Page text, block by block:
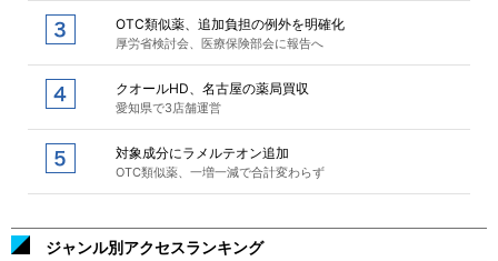
OTC類似薬、追加負担の例外を明確化
厚労省検討会、医療保険部会に報告へ
クオールHD、名古屋の薬局買収
愛知県で3店舗運営
対象成分にラメルテオン追加
OTC類似薬、一増一減で合計変わらず
ジャンル別アクセスランキング